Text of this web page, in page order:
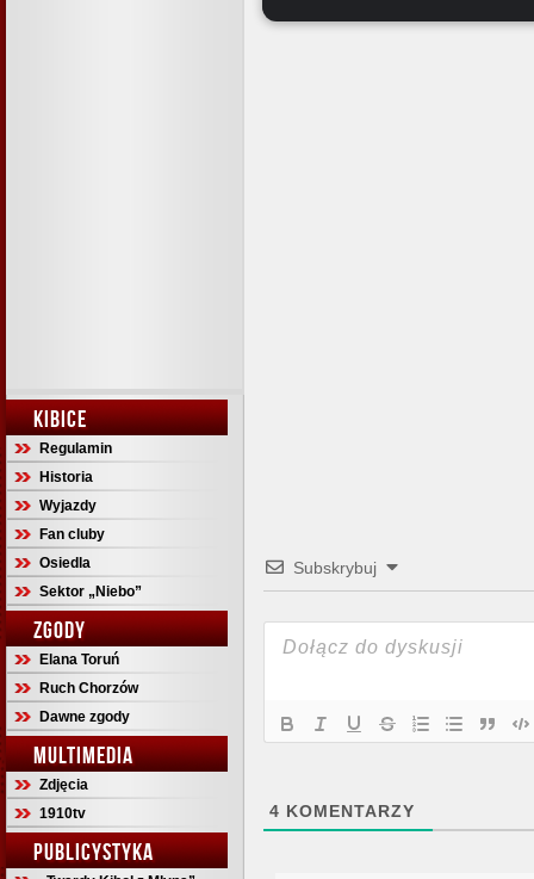
KIBICE
Regulamin
Historia
Wyjazdy
Fan cluby
Osiedla
Sektor „Niebo”
ZGODY
Elana Toruń
Ruch Chorzów
Dawne zgody
MULTIMEDIA
Zdjęcia
1910tv
PUBLICYSTYKA
Subskrybuj
4 KOMENTARZY